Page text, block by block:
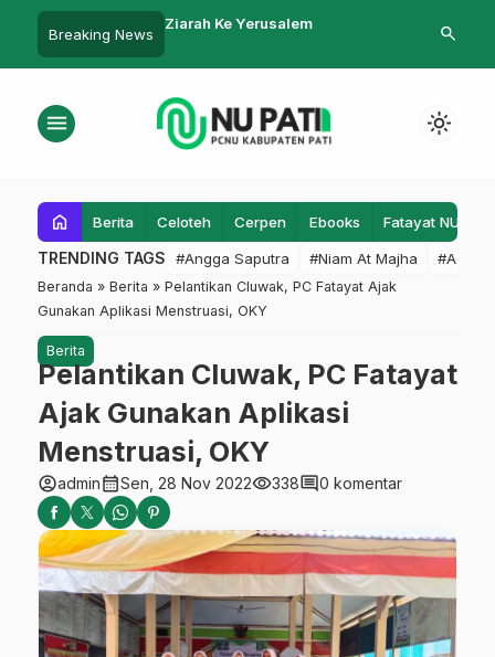
Breaking News
Ziarah Ke Yerusalem
Resmikan Kantor Baru; Gus Rozin
Selalu Menyala
search
menu light_mode
home Berita Celoteh Cerpen Ebooks Fatayat NU
TRENDING TAGS #Angga Saputra #Niam At Majha #Admin
Beranda » Berita » Pelantikan Cluwak, PC Fatayat Ajak
Gunakan Aplikasi Menstruasi, OKY
Berita
Pelantikan Cluwak, PC Fatayat
Ajak Gunakan Aplikasi
Menstruasi, OKY
account_circleadmincalendar_monthSen, 28 Nov 2022visibility338comment0 komentar